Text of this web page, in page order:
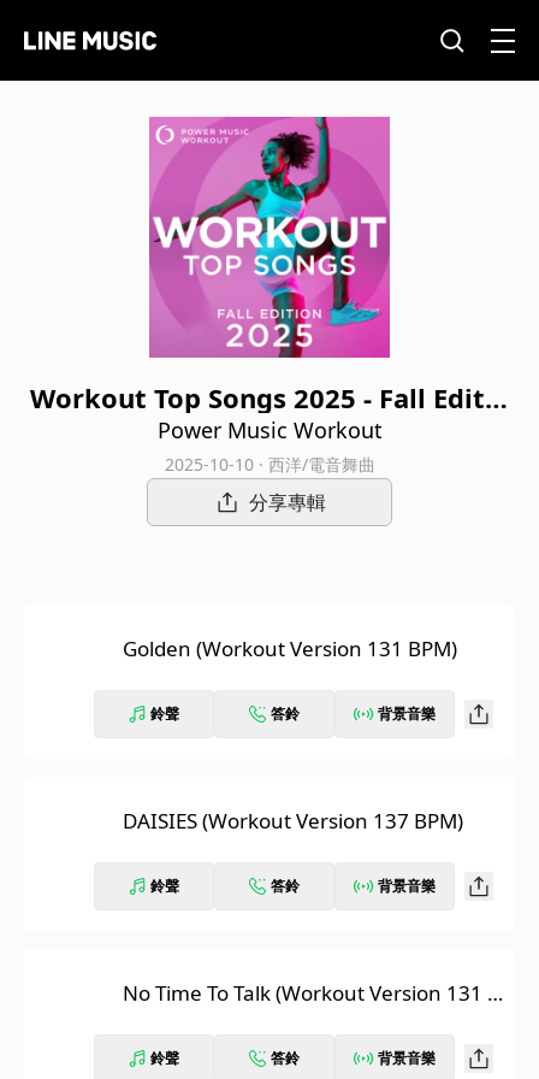
Workout Top Songs 2025 - Fall Editio
n
Power Music Workout
2025-10-10 · 西洋/電音舞曲
分享專輯
Golden (Workout Version 131 BPM)
鈴聲 答鈴 背景音樂
DAISIES (Workout Version 137 BPM)
鈴聲 答鈴 背景音樂
No Time To Talk (Workout Version 131 B
鈴聲 答鈴 背景音樂